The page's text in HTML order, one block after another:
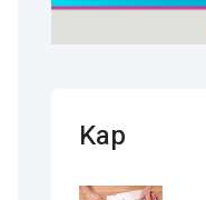
Kap